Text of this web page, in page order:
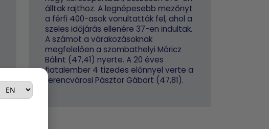
álltak rajthoz. A legnépesebb mezőnyt
a férfi 400-asok vonultatták fel, ahol a
szeles időjárás ellenére 37-en indultak.
A számot a várakozásoknak
megfelelően a szombathelyi Móricz
Bálint (47,41) nyerte. A 20 éves
fiatalember 4 tizedes előnnyel verte a
ferencvárosi Pásztor Gábort (47,81).